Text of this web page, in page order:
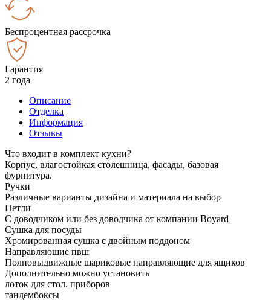
Беспроцентная рассрочка
Гарантия
2 года
Описание
Отделка
Информация
Отзывы
Что входит в комплект кухни?
Корпус, влагостойкая столешница, фасады, базовая
фурнитура.
Ручки
Различные варианты дизайна и материала на выбор
Петли
С доводчиком или без доводчика от компании Boyard
Сушка для посуды
Хромированная сушка с двойным поддоном
Направляющие пвш
Полновыдвижные шариковые направляющие для ящиков
Дополнительно можно установить
лоток для стол. приборов
тандембоксы